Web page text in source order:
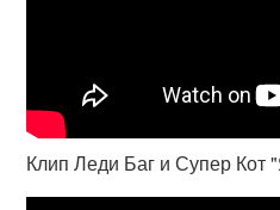
Клип Леди Баг и Супер Кот